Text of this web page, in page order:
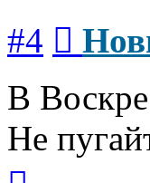
#4
В
Не